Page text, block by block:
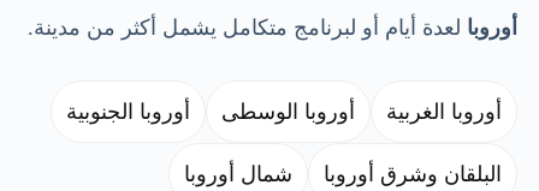
أوروبا لعدة أيام أو لبرنامج متكامل يشمل أكثر من مدينة.
أوروبا الغربية أوروبا الوسطى أوروبا الجنوبية
البلقان وشرق أوروبا شمال أوروبا